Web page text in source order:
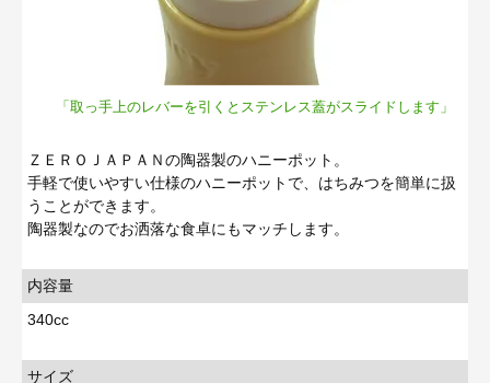
「取っ手上のレバーを引くとステンレス蓋がスライドします」
ＺＥＲＯＪＡＰＡＮの陶器製のハニーポット。
手軽で使いやすい仕様のハニーポットで、はちみつを簡単に扱
うことができます。
陶器製なのでお洒落な食卓にもマッチします。
内容量
340cc
サイズ